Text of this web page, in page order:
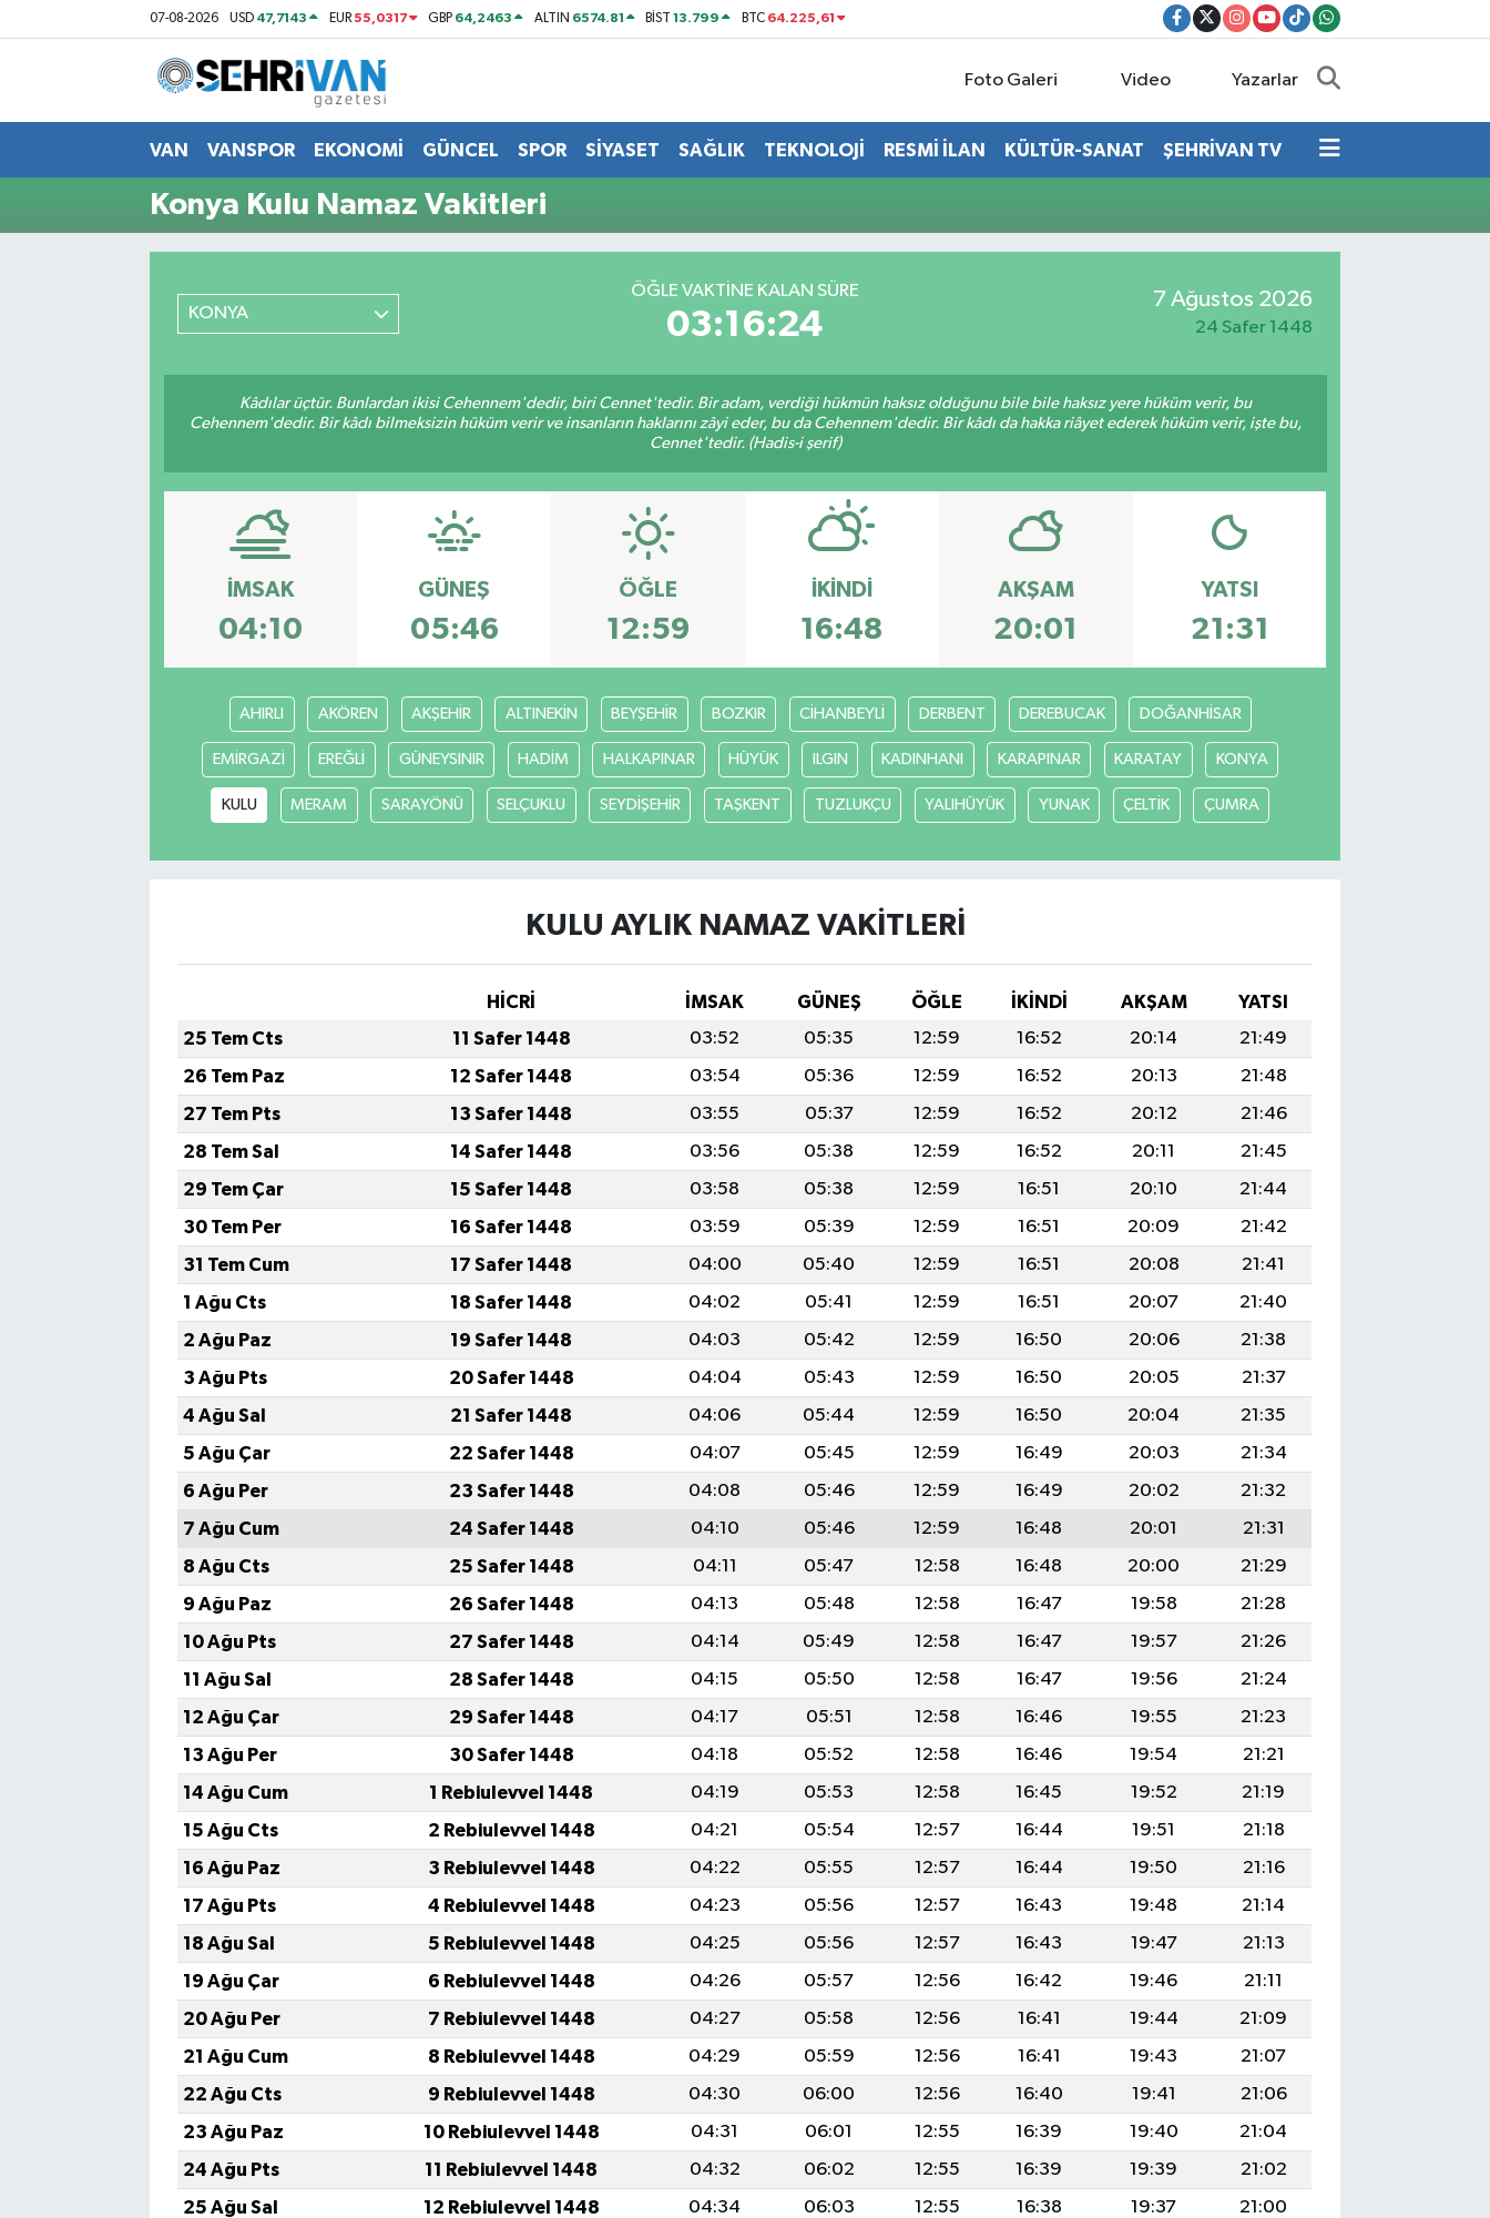
07-08-2026 USD 47,7143 EUR55,0317 GBP 64,2463 ALTIN 6574.81 BİST13.799 BTC 64.225,61
Foto Galeri Video Yazarlar
VAN VANSPOR EKONOMİ GÜNCEL SPOR SİYASET SAĞLIK TEKNOLOJİ RESMİ İLAN KÜLTÜR-SANAT ŞEHRİVAN TV
Konya Kulu Namaz Vakitleri
KONYA
ÖĞLE VAKTİNE KALAN SÜRE
03:16:23
7 Ağustos 2026
24 Safer 1448
Kâdılar üçtür. Bunlardan ikisi Cehennem'dedir, biri Cennet'tedir. Bir adam, verdiği hükmün haksız olduğunu bile bile haksız yere hüküm verir, bu
Cehennem'dedir. Bir kâdı bilmeksizin hüküm verir ve insanların haklarını zâyi eder, bu da Cehennem'dedir. Bir kâdı da hakka riâyet ederek hüküm verir, işte bu,
Cennet'tedir. (Hadis-i şerif)
İMSAK
04:10
GÜNEŞ
05:46
ÖĞLE
12:59
İKINDI
16:48
AKŞAM
20:01
YATSI
21:31
AHIRLI AKÖREN AKŞEHİR ALTINEKİN BEYŞEHİR BOZKIR CİHANBEYLİ DERBENT DEREBUCAK DOĞANHİSAR
EMİRGAZİ EREĞLİ GÜNEYSINIR HADİM HALKAPINAR HÜYÜK ILGIN KADINHANI KARAPINAR KARATAY KONYA
KULU MERAM SARAYÖNÜ SELÇUKLU SEYDİŞEHİR TAŞKENT TUZLUKÇU YALIHÜYÜK YUNAK ÇELTİK ÇUMRA
KULU AYLIK NAMAZ VAKITLERI
HİCRİ İMSAK GÜNEŞ ÖĞLE İKINDI AKŞAM
YATSI
25 Tem Cts
11 Safer 1448 03:52 05:35 12:59 16:52 20:14
21:49
26 Tem Paz
12 Safer 1448 03:54 05:36 12:59 16:52 20:13
21:48
27 Tem Pts
13 Safer 1448 03:55 05:37 12:59 16:52 20:12
21:46
28 Tem Sal
14 Safer 1448 03:56 05:38 12:59 16:52 20:11
21:45
29 Tem Çar
15 Safer 1448 03:58 05:38 12:59 16:51 20:10
21:44
30 Tem Per
16 Safer 1448 03:59 05:39 12:59 16:51 20:09
21:42
31 Tem Cum
17 Safer 1448 04:00 05:40 12:59 16:51 20:08
21:41
1 Ağu Cts
18 Safer 1448 04:02 05:41 12:59 16:51 20:07
21:40
2 Ağu Paz
19 Safer 1448 04:03 05:42 12:59 16:50 20:06
21:38
3 Ağu Pts
20 Safer 1448 04:04 05:43 12:59 16:50 20:05
21:37
4 Ağu Sal
21 Safer 1448 04:06 05:44 12:59 16:50 20:04
21:35
5 Ağu Çar
22 Safer 1448 04:07 05:45 12:59 16:49 20:03
21:34
6 Ağu Per
23 Safer 1448 04:08 05:46 12:59 16:49 20:02
21:32
7 Ağu Cum
24 Safer 1448 04:10 05:46 12:59 16:48 20:01
21:31
8 Ağu Cts
25 Safer 1448 04:11 05:47 12:58 16:48 20:00
21:29
9 Ağu Paz
26 Safer 1448 04:13 05:48 12:58 16:47 19:58
21:28
10 Ağu Pts
27 Safer 1448 04:14 05:49 12:58 16:47 19:57
21:26
11 Ağu Sal
28 Safer 1448 04:15 05:50 12:58 16:47 19:56
21:24
12 Ağu Çar
29 Safer 1448 04:17 05:51 12:58 16:46 19:55
21:23
13 Ağu Per
30 Safer 1448 04:18 05:52 12:58 16:46 19:54
21:21
14 Ağu Cum
1 Rebiulevvel 1448 04:19 05:53 12:58 16:45 19:52
21:19
15 Ağu Cts
2 Rebiulevvel 1448 04:21 05:54 12:57 16:44 19:51
21:18
16 Ağu Paz
3 Rebiulevvel 1448 04:22 05:55 12:57 16:44 19:50
21:16
17 Ağu Pts
4 Rebiulevvel 1448 04:23 05:56 12:57 16:43 19:48
21:14
18 Ağu Sal
5 Rebiulevvel 1448 04:25 05:56 12:57 16:43 19:47
21:13
19 Ağu Çar
6 Rebiulevvel 1448 04:26 05:57 12:56 16:42 19:46
21:11
20 Ağu Per
7 Rebiulevvel 1448 04:27 05:58 12:56 16:41 19:44
21:09
21 Ağu Cum
8 Rebiulevvel 1448 04:29 05:59 12:56 16:41 19:43
21:07
22 Ağu Cts
9 Rebiulevvel 1448 04:30 06:00 12:56 16:40 19:41
21:06
23 Ağu Paz
10 Rebiulevvel 1448 04:31 06:01 12:55 16:39 19:40
21:04
24 Ağu Pts
11 Rebiulevvel 1448 04:32 06:02 12:55 16:39 19:39
21:02
25 Ağu Sal
12 Rebiulevvel 1448 04:34 06:03 12:55 16:38 19:37 21:00
Van Nöbetçi Eczaneler
Van Hava Durumu
VAN Namaz Vakitleri
Van Trafik Yoğunluk Haritası
Süper Lig Puan Durumu ve Fikstür
Son Dakika Haberleri